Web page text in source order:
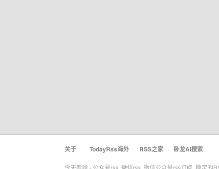
关于 · TodayRss海外 · RSS之家 · 卧龙AI搜索
今天看啥 - 公众号rss, 微信rss, 微信公众号rss订阅, 稳定的